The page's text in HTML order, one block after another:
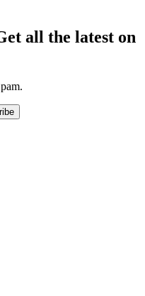
all the latest on